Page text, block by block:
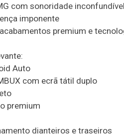
com sonoridade inconfundível
imponente
premium e
Auto
com ecrã tátil duplo
premium
dianteiros e traseiros